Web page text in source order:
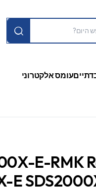
עומס אלקטרוני
E-RMK
E